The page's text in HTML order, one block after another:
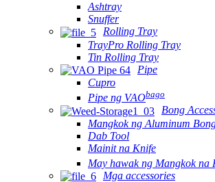
Ashtray
Snuffer
Rolling Tray
TrayPro Rolling Tray
Tin Rolling Tray
Pipe
Cupro
Pipe ng VAObago
Bong
Mangkok ng Aluminum
Dab Tool
Mainit na Knife
May hawak ng Mangkok na
Mga accessories